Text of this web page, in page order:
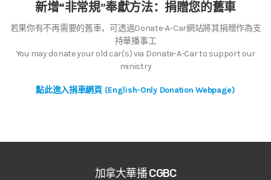
新增“非常規”奉獻方法：捐贈您的舊車
若果你有不再需要的舊車，可透過Donate-A-Car網站將其捐贈作為支
持華播事工
You may donate your old car(s) via Donate-A-Car to support our
ministry
點此進入捐車網頁 (English-Only Donation Webpage)
加拿大華播 CGBC